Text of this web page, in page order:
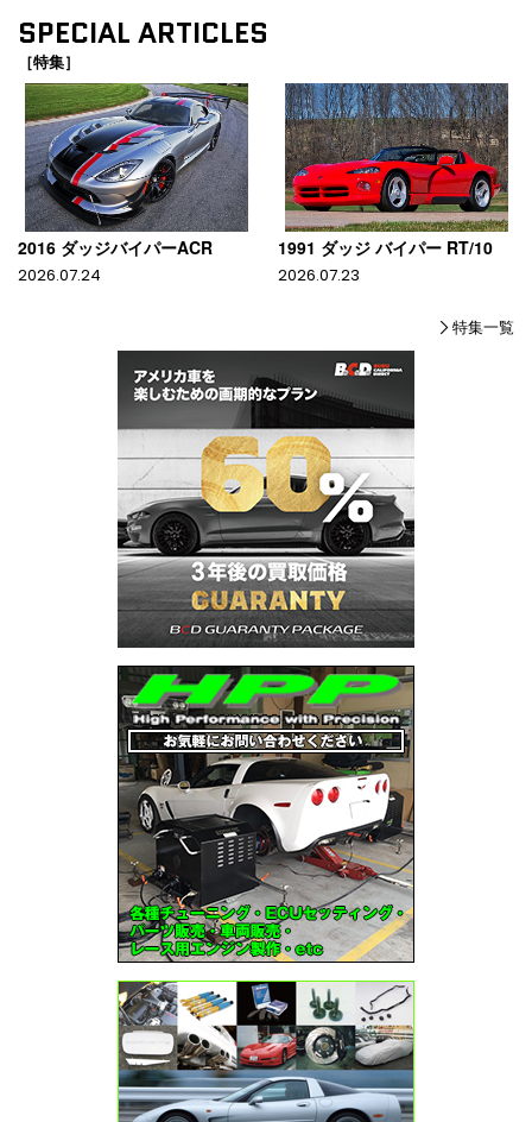
SPECIAL ARTICLES
［特集］
2016 ダッジバイパーACR
2026.07.24
1991 ダッジ バイパー RT/10
2026.07.23
特集一覧